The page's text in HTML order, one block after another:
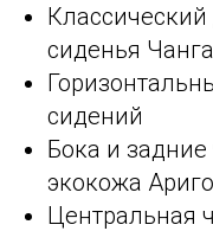
сиденья
сидений
Бока и задние
экокожа
Центральная